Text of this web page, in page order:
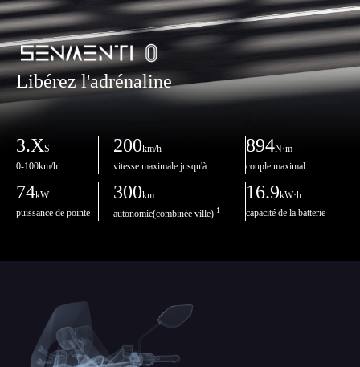
Libérez l'adrénaline
3.XS
0-100km/h
200km/h
vitesse maximale jusqu'à
894N·m
couple maximal
74kW
puissance de pointe
300km
autonomie(combinée ville) 1
16.9kW·h
capacité de la batterie